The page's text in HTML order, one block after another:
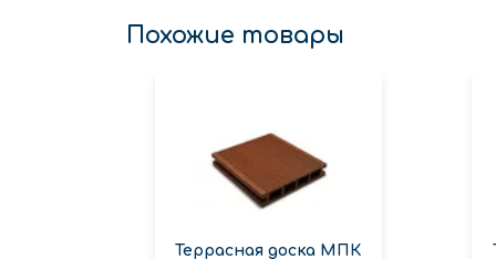
Похожие товары
Террасная доска МПК